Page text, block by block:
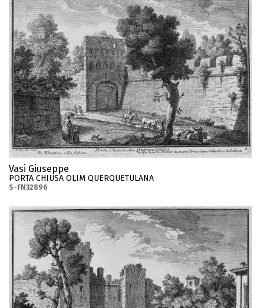
Vasi Giuseppe
PORTA CHIUSA OLIM QUERQUETULANA
S-FN32896